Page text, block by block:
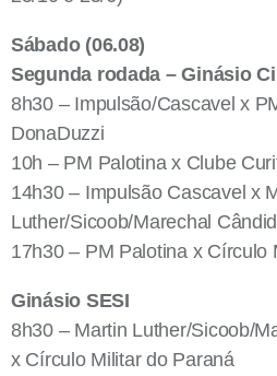
Sábado (06.08)
Segunda rodada – Ginásio
8h30 – Impulsão/Cascavel x
DonaDuzzi
10h – PM Palotina x Clube
14h30 – Impulsão Cascavel x
Luther/Sicoob/Marechal
17h30 – PM Palotina x Círculo
Ginásio SESI
8h30 – Martin Luther/Sicoob/
x Círculo Militar do Paraná